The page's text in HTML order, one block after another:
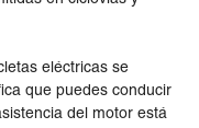
eléctricas se
que puedes conducir
del motor está